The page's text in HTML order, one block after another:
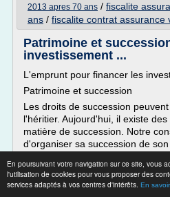
En poursuivant votre navigation sur ce site, vous
l'utilisation de cookies pour vous proposer des
services adaptés à vos centres d'intérêts. En
2013 apres 70 ans / fiscalite
ans / fiscalite contrat assurance
Patrimoine et
investissement ...
L'emprunt pour financer les
Patrimoine et succession
Les droits de succession
l'héritier. Aujourd'hui, il existe
matière de succession. Notre
d'organiser sa succession de
fois des droits de succession
conflits...
Lire la suite